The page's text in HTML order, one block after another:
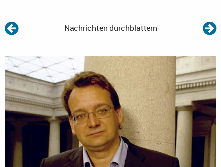
Nachrichten durchblättern